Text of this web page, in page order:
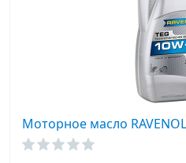
Моторное масло